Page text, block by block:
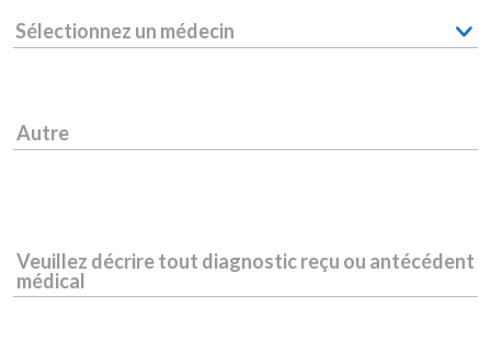
Sélectionnez un médecin
Autre
Veuillez décrire tout diagnostic reçu ou antécédent
médical